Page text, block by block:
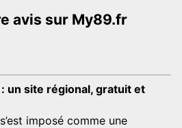
avis sur My89.fr
un site régional, gratuit et
imposé comme une